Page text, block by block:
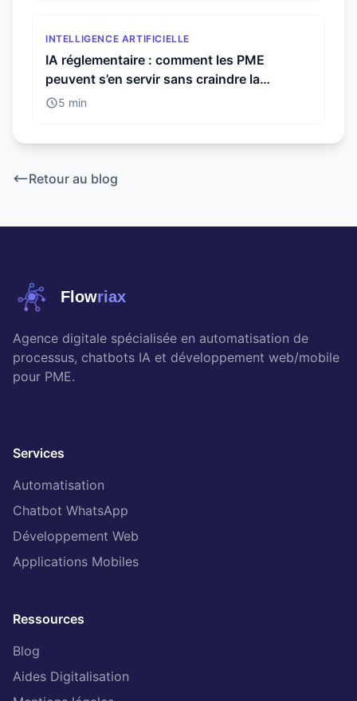
INTELLIGENCE ARTIFICIELLE
IA réglementaire : comment les PME
peuvent s’en servir sans craindre la
conformité
5 min
Retour au blog
Flowriax
Agence digitale spécialisée en automatisation de
processus, chatbots IA et développement web/mobile
pour PME.
Services
Automatisation
Chatbot WhatsApp
Développement Web
Applications Mobiles
Ressources
Blog
Aides Digitalisation